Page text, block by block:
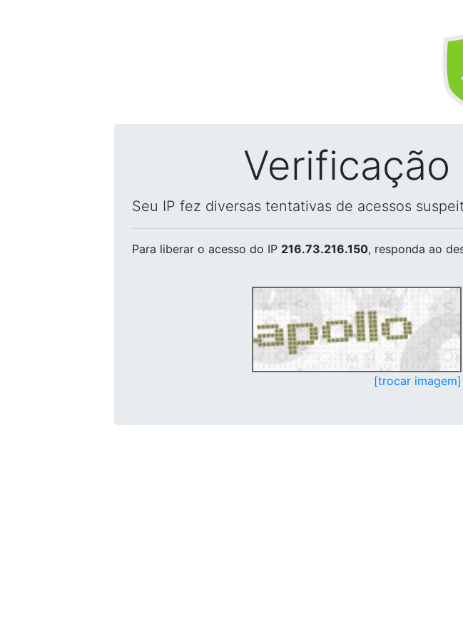
Seu IP fez diversas tentativas de acessos
Para liberar o acesso do IP 216.73.216.150, responda ao
[trocar imagem]